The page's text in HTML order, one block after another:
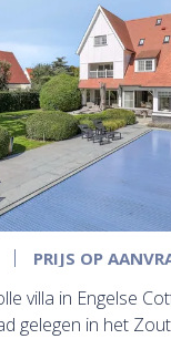
PRIJS OP
villa in Engelse
gelegen in het